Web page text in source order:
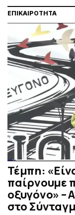
ΕΠΙΚΑΙΡΟΤΗΤΑ
Τέμπη:
παίρνουμε
οξυγόνο» –
στο